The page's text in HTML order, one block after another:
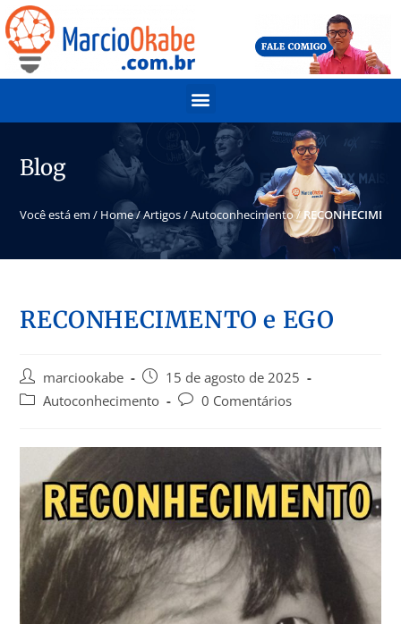
Blog
Você está em / Home/Artigos/Autoconhecimento/
RECONHECIMENTO e EGO
marciookabe
15 de agosto de 2025
Autoconhecimento
0 Comentários